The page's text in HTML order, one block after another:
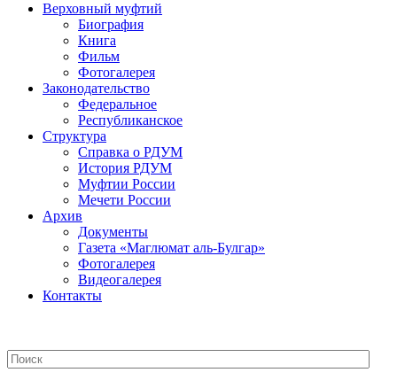
Верховный муфтий
Биография
Книга
Фильм
Фотогалерея
Законодательство
Федеральное
Республиканское
Структура
Справка о РДУМ
История РДУМ
Муфтии России
Мечети России
Архив
Документы
Газета «Маглюмат аль-Булгар»
Фотогалерея
Видеогалерея
Контакты